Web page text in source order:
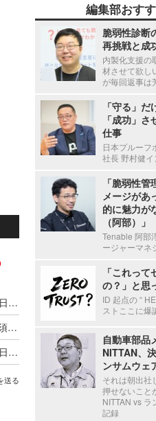
朝日新聞で書ききれなかった「あの話」 第1回：日本年金機構へのサイバー攻撃（2015年） （8）「調査結果」
2021年度のJNSA賞発表、特別賞に朝日新聞社の須藤龍也氏を選出
朝日新聞で書ききれなかった「あの話」 第1回：日本年金機構へのサイバー攻撃（2015年）（6）痕跡を追う
送る
編集部おす
脆弱性診断
再挑戦と成
内製化支援の
材させて欲し
が毎回返事は
「守る」
「成功」
仕事
日本プルーフ
社長 野村健
「脆弱性
メージがあ
的に魅力が
（阿部）」
Tenable 阿部
ージャーマネ
「これっ
の？」と思
ID 起点の “
ストここに爆
自動車部品
NITTAN、
ンサムウェ
それは朝出社
押せないこと
NITTAN vs ラ
記録